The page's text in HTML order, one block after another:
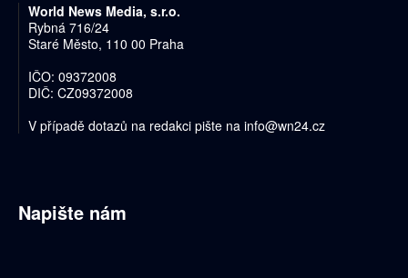
World News Media, s.r.o.
Rybná 716/24
Staré Město, 110 00 Praha
IČO: 09372008
DIČ: CZ09372008
V případě dotazů na redakci pište na info@wn24.cz
Napište nám